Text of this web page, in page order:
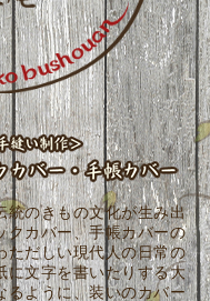
統のきもの文化が生み出
クカバー、手帳カバーの
ただしい現代人の日常の
に文字を書いたりする大
るように、装いのカバー